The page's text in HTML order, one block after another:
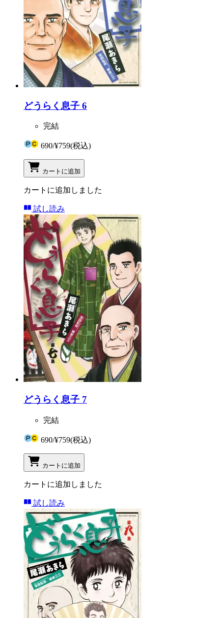
どうらく息子 6
完結
690/¥759(税込)
カートに追加
カートに追加しました
試し読み
どうらく息子 7
完結
690/¥759(税込)
カートに追加
カートに追加しました
試し読み